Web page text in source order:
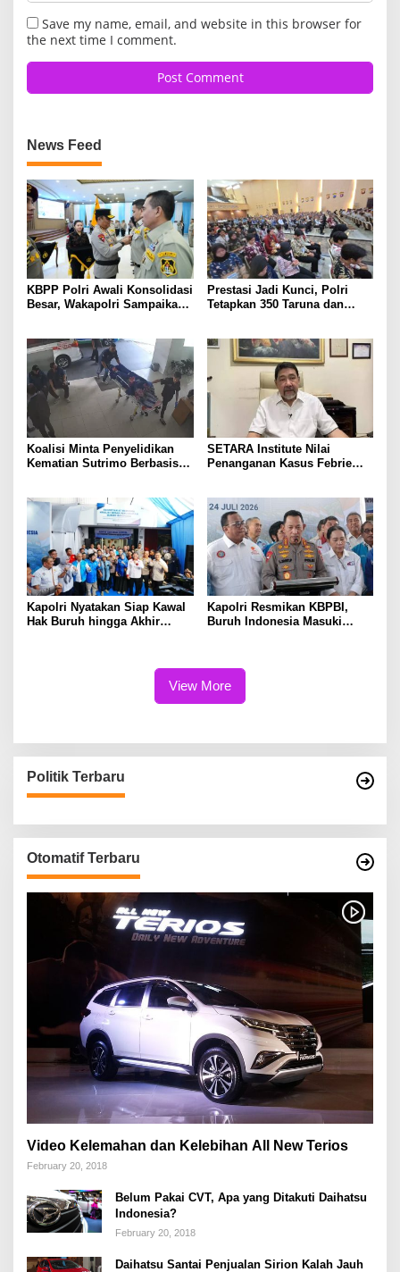
Save my name, email, and website in this browser for
the next time I comment.
News Feed
KBPP Polri Awali Konsolidasi
Besar, Wakapolri Sampaikan
Prestasi Jadi Kunci, Polri
Tetapkan 350 Taruna dan
Koalisi Minta Penyelidikan
Kematian Sutrimo Berbasis
SETARA Institute Nilai
Penanganan Kasus Febrie
Kapolri Nyatakan Siap Kawal
Hak Buruh hingga Akhir
Kapolri Resmikan KBPBI,
Buruh Indonesia Masuki
View More
Politik Terbaru
Otomatif Terbaru
Video Kelemahan dan Kelebihan All New Terios
February 20, 2018
Belum Pakai CVT, Apa yang Ditakuti Daihatsu
Indonesia?
February 20, 2018
Daihatsu Santai Penjualan Sirion Kalah Jauh